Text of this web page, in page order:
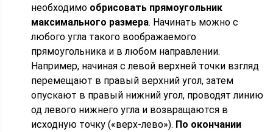
необходимо обрисовать прямоугольник
максимального размера. Начинать можно с
любого угла такого воображаемого
прямоугольника и в любом направлении.
Например, начиная с левой верхней точки взгляд
перемещают в правый верхний угол, затем
опускают в правый нижний угол, проводят линию
од левого нижнего угла и возвращаются в
исходную точку («верх-лево»). По окончании